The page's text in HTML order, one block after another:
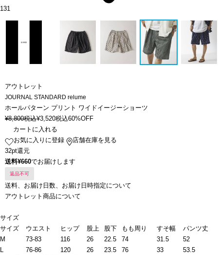
131
アウトレット
JOURNAL STANDARD relume
ホールパターン プリント ワイドイージーショーツ
¥8,800税込¥3,520税込60%OFF
カートに入れる
お気に入りに登録
店舗在庫を見る
32pt還元
送料¥660でお届けします
返品不可
送料、お届け日数、お届け日時指定について
アウトレット商品について
サイズ
サイズ
ウエスト ヒップ 股上 股下 もも周り すそ幅
パンツ丈
M
73-83 116 26 22.5 74 31.5
52
L
76-86 120 26 23.5 76 33
53.5